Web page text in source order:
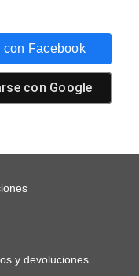
con Facebook
con Google
y devoluciones